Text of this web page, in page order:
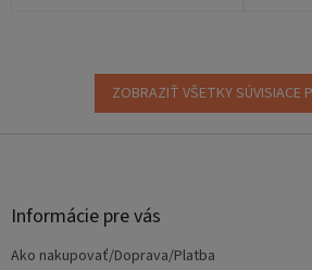
ZOBRAZIŤ VŠETKY SÚVISIACE
Informácie pre vás
Ako nakupovať/Doprava/Platba